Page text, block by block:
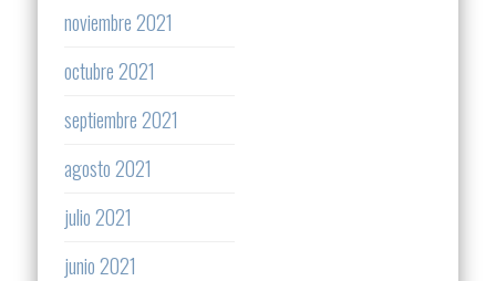
noviembre 2021
octubre 2021
septiembre 2021
agosto 2021
julio 2021
junio 2021